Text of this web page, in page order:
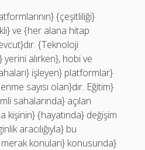
{çeşitliliği}
ve {her alana hitap
{Teknoloji
yerini alırken}, hobi ve
işleyen} platformlar}
sayısı olan}dır. Eğitim}
sahalarında} açılan
{hayatında} değişim
aracılığıyla} bu
konuları} konusunda}